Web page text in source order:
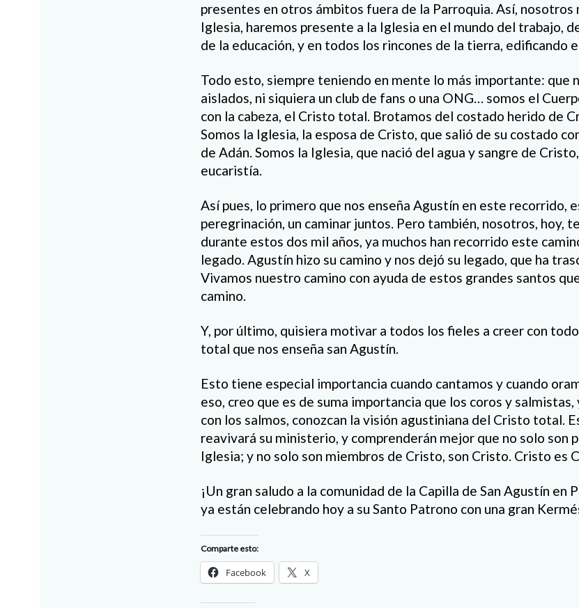
presentes en otros ámbitos fuera de la Parroquia. Así, nosotros
Iglesia, haremos presente a la Iglesia en el mundo del trabajo,
de la educación, y en todos los rincones de la tierra, edificando
Todo esto, siempre teniendo en mente lo más importante: que
aislados, ni siquiera un club de fans o una ONG… somos el
con la cabeza, el Cristo total. Brotamos del costado herido de
Somos la Iglesia, la esposa de Cristo, que salió de su costado
de Adán. Somos la Iglesia, que nació del agua y sangre de
eucaristía.
Así pues, lo primero que nos enseña Agustín en este recorrido,
peregrinación, un caminar juntos. Pero también, nosotros, hoy,
durante estos dos mil años, ya muchos han recorrido este
legado. Agustín hizo su camino y nos dejó su legado, que ha
Vivamos nuestro camino con ayuda de estos grandes santos
camino.
Y, por último, quisiera motivar a todos los fieles a creer con
total que nos enseña san Agustín.
Esto tiene especial importancia cuando cantamos y cuando
eso, creo que es de suma importancia que los coros y
con los salmos, conozcan la visión agustiniana del Cristo total.
reavivará su ministerio, y comprenderán mejor que no solo son
Iglesia; y no solo son miembros de Cristo, son Cristo. Cristo es
¡Un gran saludo a la comunidad de la Capilla de San Agustín en
ya están celebrando hoy a su Santo Patrono con una gran
Comparte esto:
Facebook X